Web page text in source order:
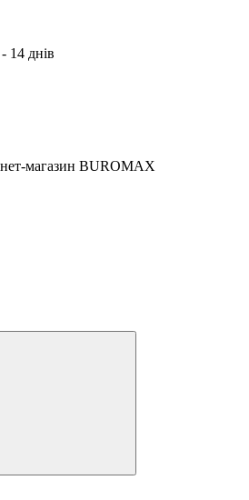
14 днів
магазин BUROMAX